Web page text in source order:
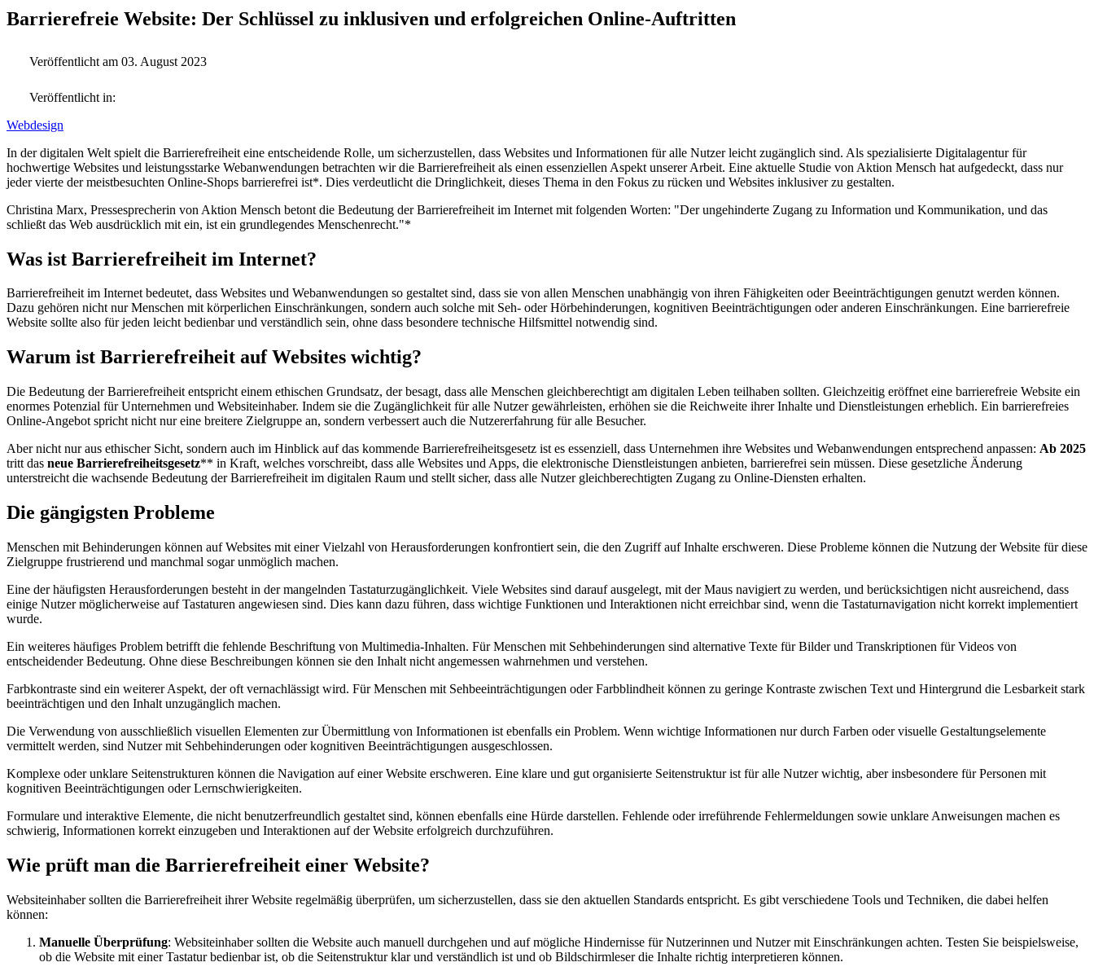
Barrierefreie Website: Der Schlüssel zu inklusiven und erfolgreichen Online-Auftritten
Veröffentlicht am 03. August 2023
Veröffentlicht in:
Webdesign
In der digitalen Welt spielt die Barrierefreiheit eine entscheidende Rolle, um sicherzustellen, dass Websites und Informationen für alle Nutzer leicht zugänglich sind. Als spezialisierte Digitalagentur für
hochwertige Websites und leistungsstarke Webanwendungen betrachten wir die Barrierefreiheit als einen essenziellen Aspekt unserer Arbeit. Eine aktuelle Studie von Aktion Mensch hat aufgedeckt, dass nur
jeder vierte der meistbesuchten Online-Shops barrierefrei ist*. Dies verdeutlicht die Dringlichkeit, dieses Thema in den Fokus zu rücken und Websites inklusiver zu gestalten.
Christina Marx, Pressesprecherin von Aktion Mensch betont die Bedeutung der Barrierefreiheit im Internet mit folgenden Worten: "Der ungehinderte Zugang zu Information und Kommunikation, und das
schließt das Web ausdrücklich mit ein, ist ein grundlegendes Menschenrecht."*
Was ist Barrierefreiheit im Internet?
Barrierefreiheit im Internet bedeutet, dass Websites und Webanwendungen so gestaltet sind, dass sie von allen Menschen unabhängig von ihren Fähigkeiten oder Beeinträchtigungen genutzt werden können.
Dazu gehören nicht nur Menschen mit körperlichen Einschränkungen, sondern auch solche mit Seh- oder Hörbehinderungen, kognitiven Beeinträchtigungen oder anderen Einschränkungen. Eine barrierefreie
Website sollte also für jeden leicht bedienbar und verständlich sein, ohne dass besondere technische Hilfsmittel notwendig sind.
Warum ist Barrierefreiheit auf Websites wichtig?
Die Bedeutung der Barrierefreiheit entspricht einem ethischen Grundsatz, der besagt, dass alle Menschen gleichberechtigt am digitalen Leben teilhaben sollten. Gleichzeitig eröffnet eine barrierefreie Website ein
enormes Potenzial für Unternehmen und Websiteinhaber. Indem sie die Zugänglichkeit für alle Nutzer gewährleisten, erhöhen sie die Reichweite ihrer Inhalte und Dienstleistungen erheblich. Ein barrierefreies
Online-Angebot spricht nicht nur eine breitere Zielgruppe an, sondern verbessert auch die Nutzererfahrung für alle Besucher.
Aber nicht nur aus ethischer Sicht, sondern auch im Hinblick auf das kommende Barrierefreiheitsgesetz ist es essenziell, dass Unternehmen ihre Websites und Webanwendungen entsprechend anpassen: Ab 2025
tritt das neue Barrierefreiheitsgesetz** in Kraft, welches vorschreibt, dass alle Websites und Apps, die elektronische Dienstleistungen anbieten, barrierefrei sein müssen. Diese gesetzliche Änderung
unterstreicht die wachsende Bedeutung der Barrierefreiheit im digitalen Raum und stellt sicher, dass alle Nutzer gleichberechtigten Zugang zu Online-Diensten erhalten.
Die gängigsten Probleme
Menschen mit Behinderungen können auf Websites mit einer Vielzahl von Herausforderungen konfrontiert sein, die den Zugriff auf Inhalte erschweren. Diese Probleme können die Nutzung der Website für diese
Zielgruppe frustrierend und manchmal sogar unmöglich machen.
Eine der häufigsten Herausforderungen besteht in der mangelnden Tastaturzugänglichkeit. Viele Websites sind darauf ausgelegt, mit der Maus navigiert zu werden, und berücksichtigen nicht ausreichend, dass
einige Nutzer möglicherweise auf Tastaturen angewiesen sind. Dies kann dazu führen, dass wichtige Funktionen und Interaktionen nicht erreichbar sind, wenn die Tastaturnavigation nicht korrekt implementiert
wurde.
Ein weiteres häufiges Problem betrifft die fehlende Beschriftung von Multimedia-Inhalten. Für Menschen mit Sehbehinderungen sind alternative Texte für Bilder und Transkriptionen für Videos von
entscheidender Bedeutung. Ohne diese Beschreibungen können sie den Inhalt nicht angemessen wahrnehmen und verstehen.
Farbkontraste sind ein weiterer Aspekt, der oft vernachlässigt wird. Für Menschen mit Sehbeeinträchtigungen oder Farbblindheit können zu geringe Kontraste zwischen Text und Hintergrund die Lesbarkeit stark
beeinträchtigen und den Inhalt unzugänglich machen.
Die Verwendung von ausschließlich visuellen Elementen zur Übermittlung von Informationen ist ebenfalls ein Problem. Wenn wichtige Informationen nur durch Farben oder visuelle Gestaltungselemente
vermittelt werden, sind Nutzer mit Sehbehinderungen oder kognitiven Beeinträchtigungen ausgeschlossen.
Komplexe oder unklare Seitenstrukturen können die Navigation auf einer Website erschweren. Eine klare und gut organisierte Seitenstruktur ist für alle Nutzer wichtig, aber insbesondere für Personen mit
kognitiven Beeinträchtigungen oder Lernschwierigkeiten.
Formulare und interaktive Elemente, die nicht benutzerfreundlich gestaltet sind, können ebenfalls eine Hürde darstellen. Fehlende oder irreführende Fehlermeldungen sowie unklare Anweisungen machen es
schwierig, Informationen korrekt einzugeben und Interaktionen auf der Website erfolgreich durchzuführen.
Wie prüft man die Barrierefreiheit einer Website?
Websiteinhaber sollten die Barrierefreiheit ihrer Website regelmäßig überprüfen, um sicherzustellen, dass sie den aktuellen Standards entspricht. Es gibt verschiedene Tools und Techniken, die dabei helfen
können:
Manuelle Überprüfung: Websiteinhaber sollten die Website auch manuell durchgehen und auf mögliche Hindernisse für Nutzerinnen und Nutzer mit Einschränkungen achten. Testen Sie beispielsweise,
ob die Website mit einer Tastatur bedienbar ist, ob die Seitenstruktur klar und verständlich ist und ob Bildschirmleser die Inhalte richtig interpretieren können.